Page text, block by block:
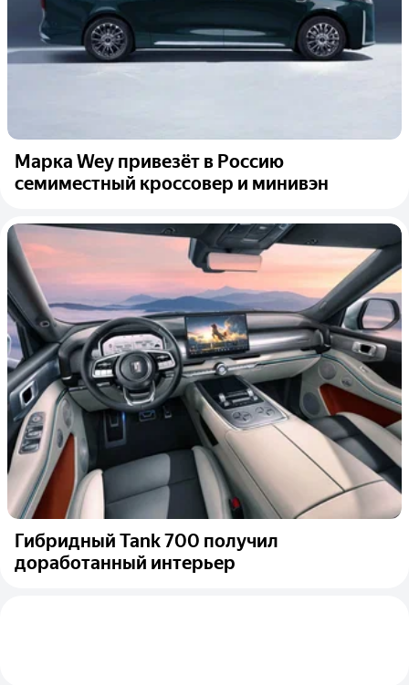
Марка Wey привезёт в Россию
семиместный кроссовер и минивэн
Гибридный Tank 700 получил
доработанный интерьер